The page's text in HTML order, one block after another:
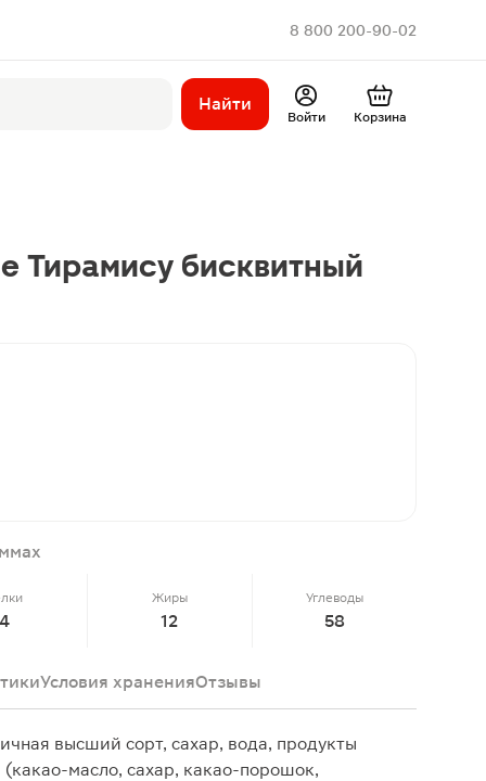
8 800 200-90-02
Найти
Войти Корзина
Тирамису бисквитный
Жиры
12
Углеводы
58
Условия храненияОтзывы
высший сорт, сахар, вода, продукты
масло, сахар, какао-порошок,